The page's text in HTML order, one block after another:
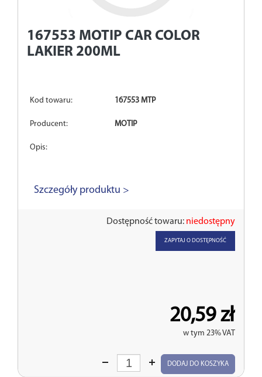
167553 MOTIP CAR COLOR
LAKIER 200ML
Kod towaru: 167553 MTP
Producent: MOTIP
Opis:
Szczegóły produktu >
Dostępność towaru: niedostępny
ZAPYTAJ O DOSTĘPNOŚĆ
20,59 zł
w tym 23% VAT
Wprowadź
DODAJ DO KOSZYKA